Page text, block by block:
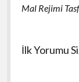
Mal Rejimi
İlk Yorumu